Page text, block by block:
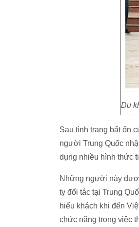
Du
Sau tình trạng bất ổn
người Trung Quốc
dụng nhiều hình thức
Những người này
ty đối tác tại Trung
hiếu khách khi đến
chức năng trong việc